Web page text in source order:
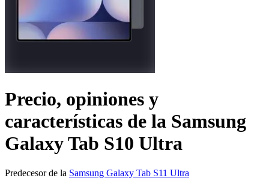
Precio, opiniones y
características de la Samsung
Galaxy Tab S10 Ultra
Predecesor de la Samsung Galaxy Tab S11 Ultra